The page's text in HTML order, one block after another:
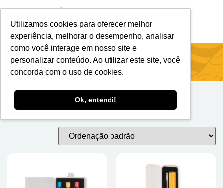
Utilizamos cookies para oferecer melhor
experiência, melhorar o desempenho, analisar
como você interage em nosso site e
personalizar conteúdo. Ao utilizar este site, você
concorda com o uso de cookies.
Ok, entendi!
Início/FERRAMENTAS / Kit Ferramenta
Kit Ferramenta